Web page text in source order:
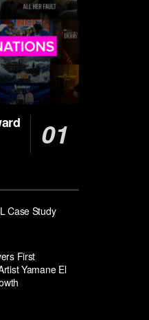
Case Study
First
Yamane El